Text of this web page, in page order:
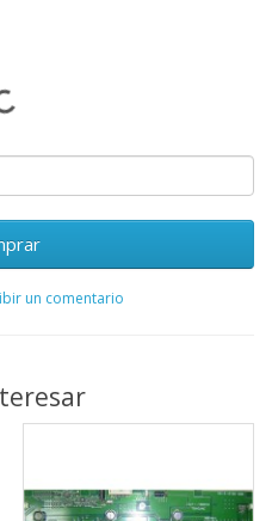
un comentario